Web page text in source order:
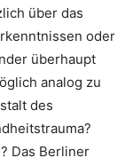
über das
oder
überhaupt
analog zu
des
Das Berliner